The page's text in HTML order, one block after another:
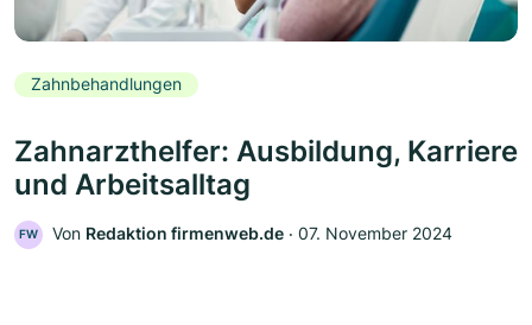
Zahnbehandlungen
Zahnarzthelfer: Ausbildung, Karriere
und Arbeitsalltag
FW Von Redaktion firmenweb.de ‧ 07. November 2024